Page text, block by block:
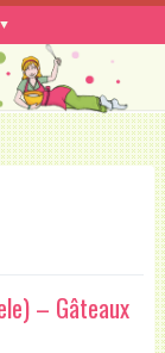
– Gâteaux